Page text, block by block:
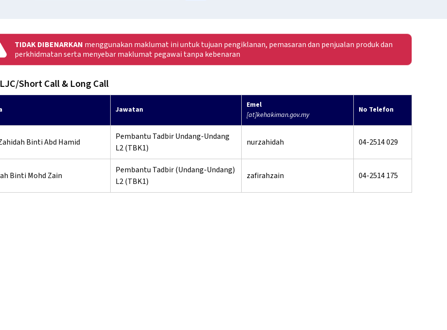
TIDAK DIBENARKAN menggunakan maklumat ini untuk tujuan pengiklanan, pemasaran dan penjualan produk dan
perkhidmatan serta menyebar maklumat pegawai tanpa kebenaran
Short Call & Long Call
Jawatan
Emel
[at]kehakiman.gov.my
No Telefon
Binti Abd Hamid
Pembantu Tadbir Undang-Undang
L2 (TBK1)
nurzahidah 04-2514 029
Binti Mohd Zain
Pembantu Tadbir (Undang-Undang)
L2 (TBK1)
zafirahzain 04-2514 175